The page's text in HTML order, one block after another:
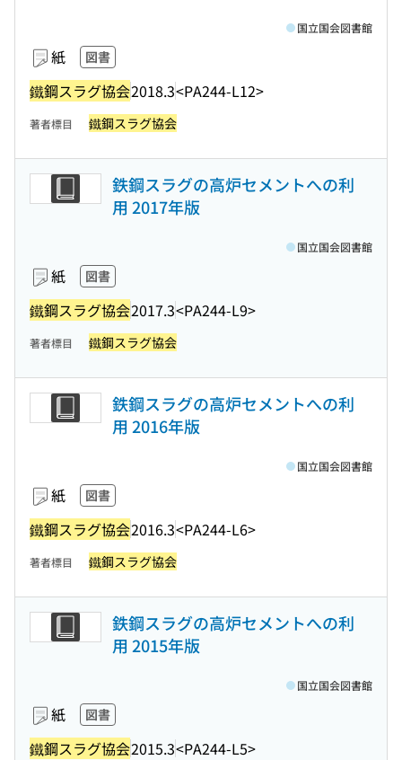
紙 図書
鐵鋼スラグ協会2018.3<PA244-L12>
国立国会図書館
著者標目 鐵鋼スラグ協会
鉄鋼スラグの高炉セメントへの利
用 2017年版
紙 図書
鐵鋼スラグ協会2017.3<PA244-L9>
国立国会図書館
著者標目 鐵鋼スラグ協会
鉄鋼スラグの高炉セメントへの利
用 2016年版
紙 図書
鐵鋼スラグ協会2016.3<PA244-L6>
国立国会図書館
著者標目 鐵鋼スラグ協会
鉄鋼スラグの高炉セメントへの利
用 2015年版
紙 図書
鐵鋼スラグ協会2015.3<PA244-L5>
国立国会図書館